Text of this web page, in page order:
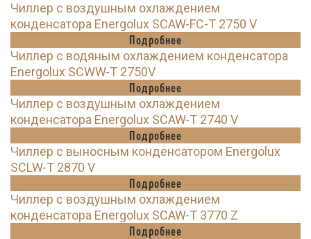
Чиллер с воздушным охлаждением
конденсатора Energolux SCAW-FC-T 2750 V
Подробнее
Чиллер с водяным охлаждением конденсатора
Energolux SCWW-T 2750V
Подробнее
Чиллер с воздушным охлаждением
конденсатора Energolux SCAW-T 2740 V
Подробнее
Чиллер с выносным конденсатором Energolux
SCLW-T 2870 V
Подробнее
Чиллер с воздушным охлаждением
конденсатора Energolux SCAW-T 3770 Z
Подробнее